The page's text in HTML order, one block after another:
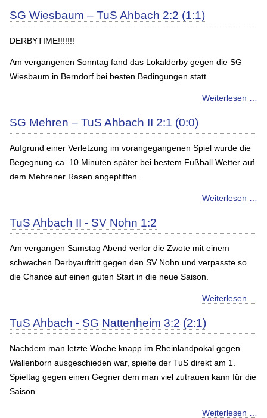
SG Wiesbaum – TuS Ahbach 2:2 (1:1)
DERBYTIME!!!!!!!
Am vergangenen Sonntag fand das Lokalderby gegen die SG
Wiesbaum in Berndorf bei besten Bedingungen statt.
Weiterlesen …
SG Mehren – TuS Ahbach II 2:1 (0:0)
Aufgrund einer Verletzung im vorangegangenen Spiel wurde die
Begegnung ca. 10 Minuten später bei bestem Fußball Wetter auf
dem Mehrener Rasen angepfiffen.
Weiterlesen …
TuS Ahbach II - SV Nohn 1:2
Am vergangen Samstag Abend verlor die Zwote mit einem
schwachen Derbyauftritt gegen den SV Nohn und verpasste so
die Chance auf einen guten Start in die neue Saison.
Weiterlesen …
TuS Ahbach - SG Nattenheim 3:2 (2:1)
Nachdem man letzte Woche knapp im Rheinlandpokal gegen
Wallenborn ausgeschieden war, spielte der TuS direkt am 1.
Spieltag gegen einen Gegner dem man viel zutrauen kann für die
Saison.
Weiterlesen …